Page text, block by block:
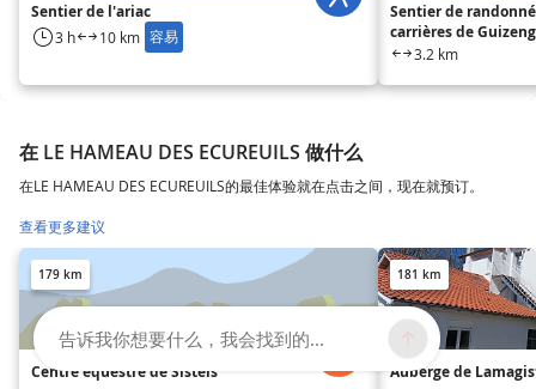
Sentier de l'ariac
3 h 10 km 容易
Sentier de
carrières de
3.2 km
在 LE HAMEAU DES ECUREUILS 做什么
在LE HAMEAU DES ECUREUILS的最佳体验就在点击之间，现在就预订。
查看更多建议
179 km
Centre équestre de Sistels
181 km
Auberge de
告诉我你想要什么，我会找到的...